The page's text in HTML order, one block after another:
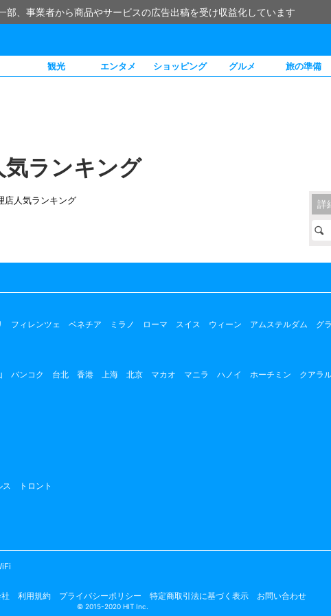
部、事業者から商品やサービスの広告出稿を受け収益化しています
観光 エンタメ ショッピング グルメ 旅の準備
ランキング
詳
店人気ランキング
フィレンツェ ベネチア ミラノ ローマ スイス ウィーン アムステルダム グ
バンコク 台北 香港 上海 北京 マカオ マニラ ハノイ ホーチミン クアラ
ス トロント
利用規約 プライバシーポリシー 特定商取引法に基づく表示 お問い合わせ
© 2015-2020 HIT Inc.